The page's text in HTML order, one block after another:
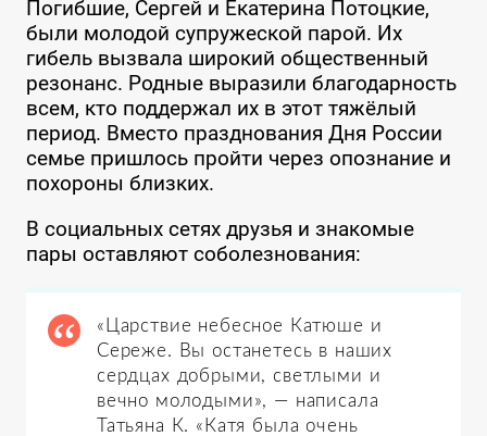
Погибшие, Сергей и Екатерина Потоцкие,
были молодой супружеской парой. Их
гибель вызвала широкий общественный
резонанс. Родные выразили благодарность
всем, кто поддержал их в этот тяжёлый
период. Вместо празднования Дня России
семье пришлось пройти через опознание и
похороны близких.
В социальных сетях друзья и знакомые
пары оставляют соболезнования:
«Царствие небесное Катюше и
Сереже. Вы останетесь в наших
сердцах добрыми, светлыми и
вечно молодыми», — написала
Татьяна К. «Катя была очень